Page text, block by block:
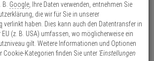
Google , Ihre Daten verwenden, entnehmen Sie
die wir für Sie in unserer
verlinkt haben. Dies kann auch den Datentransfer in
EU (z. B. USA) umfassen, wo möglicherweise ein
gilt. Weitere Informationen und Optionen
Cookie-Kategorien finden Sie unter 'Einstellungen